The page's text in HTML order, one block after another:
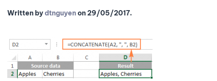
Written bydtnguyenon29/05/2017.